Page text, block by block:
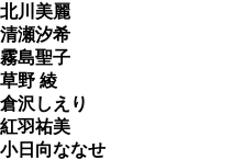
北川美麗
清瀬汐希
霧島聖子
草野 綾
倉沢しえり
紅羽祐美
小日向ななせ